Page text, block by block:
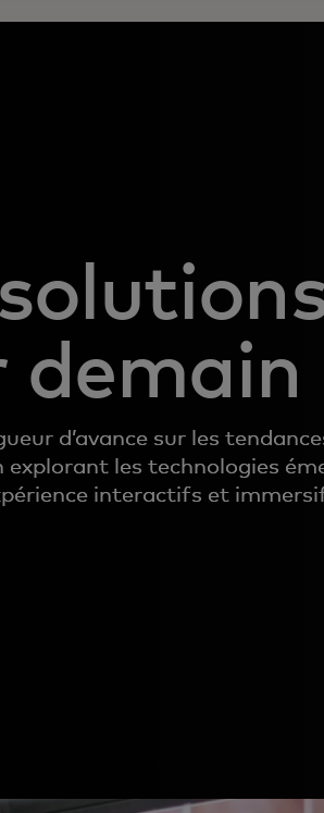
demain
d’avance sur les
les technologies
interactifs et